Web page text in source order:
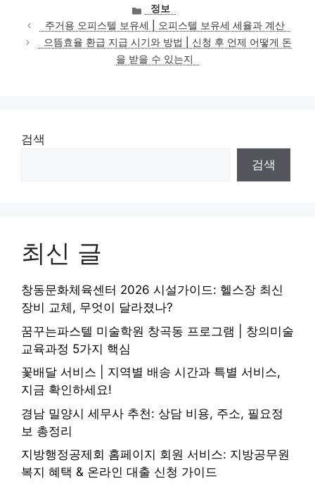
카
테
고
리
정보
주거용 오피스텔 보유세 | 오피스텔 보유세 세율과 계산
으뜸효율 환급 지급 시기와 방법 | 신청 후 언제 어떻게 돈
을 받을 수 있는지
검색
검색
최신 글
창동문화체육센터 2026 시설가이드: 헬스장 최신
장비 교체, 무엇이 달라졌나?
꿈꾸는파스텔 미술학원 창곡동 프로그램 | 창의미술
교육과정 5가지 핵심
꽃배달 서비스 | 지역별 배송 시간과 특별 서비스,
지금 확인하세요!
경남 밀양시 세무사 추천: 상담 비용, 주소, 필요정
보 총정리
지방행정공제회 홈페이지 회원 서비스: 지방공무원
복지 혜택 & 온라인 대출 신청 가이드